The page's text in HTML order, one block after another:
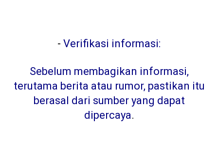
- Verifikasi informasi:
Sebelum membagikan informasi,
terutama berita atau rumor, pastikan itu
berasal dari sumber yang dapat
dipercaya.